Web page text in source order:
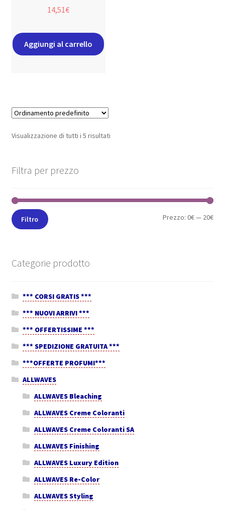
14,51€
Aggiungi al carrello
Visualizzazione di tutti i 5 risultati
Filtra per prezzo
Filtro Prezzo:0€— 20€
Categorie prodotto
*** CORSI GRATIS ***
*** NUOVI ARRIVI ***
*** OFFERTISSIME ***
*** SPEDIZIONE GRATUITA ***
***OFFERTE PROFUMI***
ALLWAVES
ALLWAVES Bleaching
ALLWAVES Creme Coloranti
ALLWAVES Creme Coloranti SA
ALLWAVES Finishing
ALLWAVES Luxury Edition
ALLWAVES Re-Color
ALLWAVES Styling